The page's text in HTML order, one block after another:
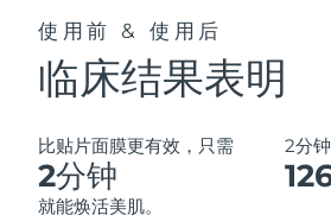
使用前 & 使用后
临床结果表明
比贴片面膜更有效，只需
2分钟
就能焕活美肌。
2分
ESPADA™ 设备
All acne treatment
眼部护理设备
All revitalizing eye
KIWI™ 皮肤护理
Advanced pore care
LUNA™ Dual-
Serum
For healthy hair
issa™ Teeth
18% PAP
马恩岛
以色列
意大利
日本